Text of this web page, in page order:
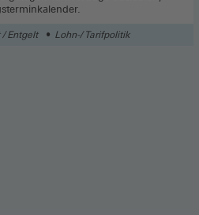
/ Entgelt Lohn-/ Tarifpolitik